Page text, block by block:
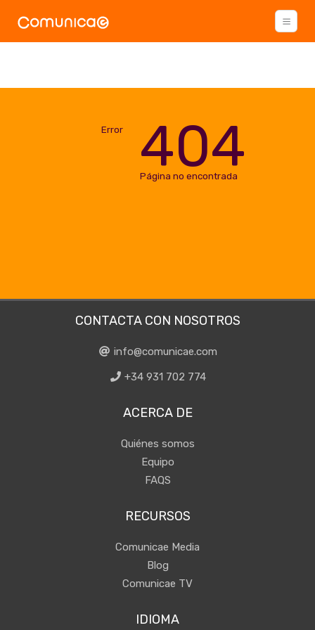
Error 404
Página no encontrada
CONTACTA CON NOSOTROS
info@comunicae.com
+34 931 702 774
ACERCA DE
Quiénes somos
Equipo
FAQS
RECURSOS
Comunicae Media
Blog
Comunicae TV
IDIOMA